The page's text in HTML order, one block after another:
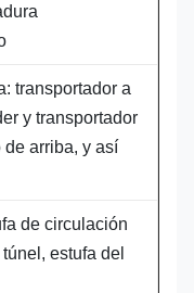
transportador a
y transportador
de arriba, y así
de circulación
estufa del